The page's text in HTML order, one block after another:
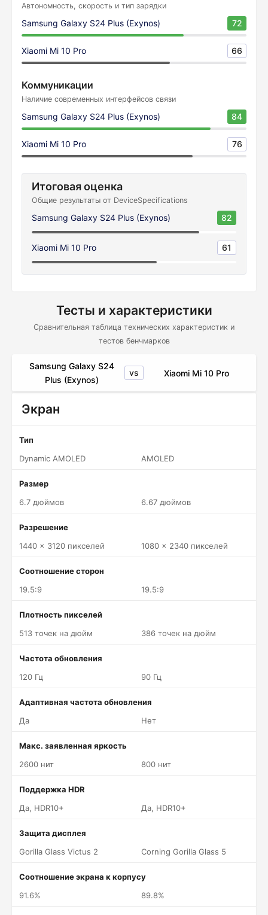
Автономность, скорость и тип зарядки
Samsung Galaxy S24 Plus (Exynos) 72
Xiaomi Mi 10 Pro 66
Коммуникации
Наличие современных интерфейсов связи
Samsung Galaxy S24 Plus (Exynos) 84
Xiaomi Mi 10 Pro 76
Итоговая оценка
Общие результаты от DeviceSpecifications
Samsung Galaxy S24 Plus (Exynos) 82
Xiaomi Mi 10 Pro 61
Тесты и характеристики
Сравнительная таблица технических характеристик и
тестов бенчмарков
Samsung Galaxy S24
Plus (Exynos)
vs Xiaomi Mi 10 Pro
Экран
Тип
Dynamic AMOLED
AMOLED
Размер
6.7 дюймов
6.67 дюймов
Разрешение
1440 x 3120 пикселей
1080 x 2340 пикселей
Соотношение сторон
19.5:9
19.5:9
Плотность пикселей
513 точек на дюйм
386 точек на дюйм
Частота обновления
120 Гц
90 Гц
Адаптивная частота обновления
Да
Нет
Макс. заявленная яркость
2600 нит
800 нит
Поддержка HDR
Да, HDR10+
Да, HDR10+
Защита дисплея
Gorilla Glass Victus 2
Corning Gorilla Glass 5
Соотношение экрана к корпусу
91.6%
89.8%